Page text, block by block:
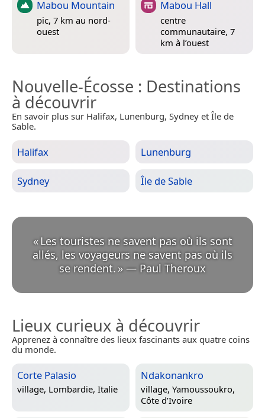
Mabou Mountain
pic, 7 km au nord-
ouest
Mabou Hall
centre
communautaire, 7
km à l’ouest
Nouvelle-Écosse : Destinations
à découvrir
En savoir plus sur Halifax, Lunenburg, Sydney et Île de
Sable.
Halifax Lunenburg
Sydney Île de Sable
«Les touristes ne savent pas où ils sont
allés, les voyageurs ne savent pas où ils
se rendent. » — Paul Theroux
Lieux curieux à découvrir
Apprenez à connaître des lieux fascinants aux quatre coins
du monde.
Corte Palasio
village, Lombardie, Italie
Ndakonankro
village, Yamoussoukro,
Côte d’Ivoire